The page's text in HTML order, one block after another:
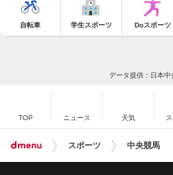
自転車 学生スポーツ Doスポーツ
データ提供：日本中
TOP ニュース 天気
スポーツ 中央競馬